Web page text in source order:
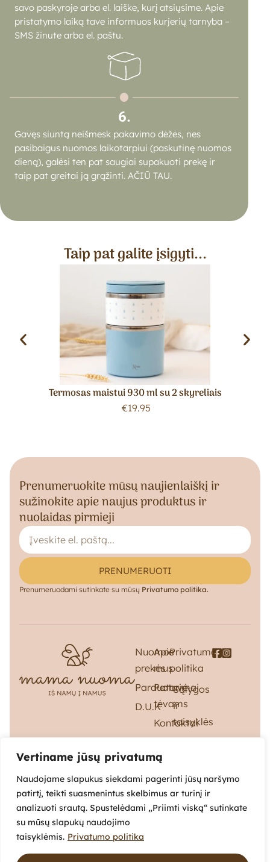
Vertiname jūsų privatumą
Naudojame slapukus siekdami pagerinti jūsų naršymo
patirtį, teikti suasmenintus skelbimus ar turinį ir
analizuoti srautą. Spustelėdami „Priimti viską“ sutinkate
su mūsų slapukų naudojimo
taisyklėmis. Privatumo politika
savo paskyroje arba el. laiške, kurį atsiųsime. Apie
pristatymo laiką tave informuos kurjerių tarnyba –
SMS žinute arba el. paštu.
6.
Gavęs siuntą neišmesk pakavimo dėžės, nes
pasibaigus nuomos laikotarpiui (paskutinę nuomos
dieną), galėsi ten pat saugiai supakuoti prekę ir
taip pat greitai ją grąžinti. AČIŪ TAU.
Taip pat galite įsigyti...
Termosas maistui 930 ml su 2 skyreliais
€19.95
Prenumeruokite mūsų naujienlaiškį ir
sužinokite apie naujus produktus ir
nuolaidas pirmieji
PRENUMERUOTI
Prenumeruodami sutinkate su mūsų Privatumo politika.
Nuomos
prekės
Parduotuvė
D.U.K
Apie
mus
Patarimai
tėvams
Kontaktai
Privatumo
politika
Sąlygos
ir
taisyklės
grąžinimas
© 2026 Mamanuoma |
Sprendimas:empat.studio